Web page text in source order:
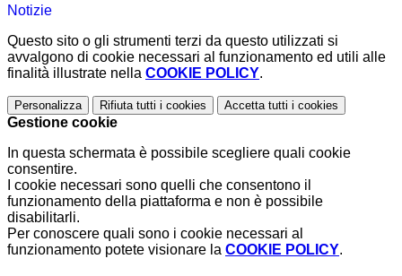
Notizie
Questo sito o gli strumenti terzi da questo utilizzati si
avvalgono di cookie necessari al funzionamento ed utili alle
finalità illustrate nella COOKIE POLICY.
Personalizza Rifiuta tutti i cookies Accetta tutti i cookies
Gestione cookie
In questa schermata è possibile scegliere quali cookie
consentire.
I cookie necessari sono quelli che consentono il
funzionamento della piattaforma e non è possibile
disabilitarli.
Per conoscere quali sono i cookie necessari al
funzionamento potete visionare la COOKIE POLICY.